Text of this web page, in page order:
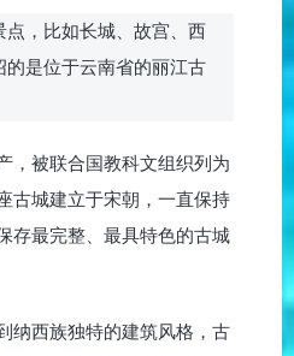
点，比如长城、故宫、西
的是位于云南省的丽江古
，被联合国教科文组织列为
古城建立于宋朝，一直保持
存最完整、最具特色的古城
纳西族独特的建筑风格，古